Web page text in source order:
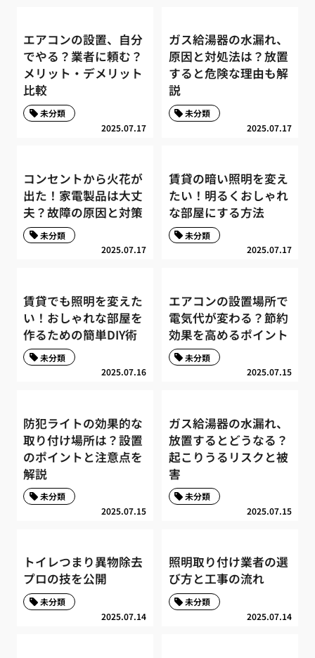
エアコンの設置、自分
でやる？業者に頼む？
メリット・デメリット
比較
2025.07.17
未分類
ガス給湯器の水漏れ、
原因と対処法は？放置
すると危険な理由も解
説
2025.07.17
未分類
コンセントから火花が
出た！家電製品は大丈
夫？故障の原因と対策
2025.07.17
未分類
賃貸の暗い照明を変え
たい！明るくおしゃれ
な部屋にする方法
2025.07.17
未分類
賃貸でも照明を変えた
い！おしゃれな部屋を
作るための簡単DIY術
2025.07.16
未分類
エアコンの設置場所で
電気代が変わる？節約
効果を高めるポイント
2025.07.15
未分類
防犯ライトの効果的な
取り付け場所は？設置
のポイントと注意点を
解説
2025.07.15
未分類
ガス給湯器の水漏れ、
放置するとどうなる？
起こりうるリスクと被
害
2025.07.15
未分類
トイレつまり異物除去
プロの技を公開
2025.07.14
未分類
照明取り付け業者の選
び方と工事の流れ
2025.07.14
未分類